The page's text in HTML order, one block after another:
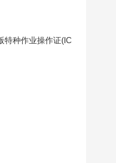
特种作业操作证(IC